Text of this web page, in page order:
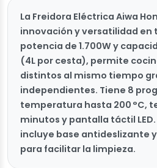
La Freidora Eléctrica Aiwa
innovación y versatilidad en
potencia de 1.700W y
(4L por cesta), permite
distintos al mismo tiempo
independientes. Tiene 8
temperatura hasta 200 °C,
minutos y pantalla táctil
incluye base antideslizante
para facilitar la limpieza.